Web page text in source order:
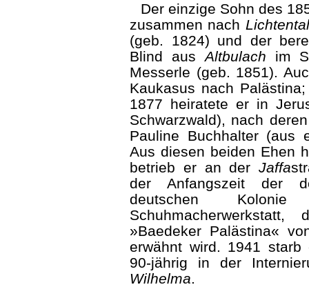
Der einzige Sohn des
zusammen nach Lichtental
(geb. 1824) und der
Blind ausAltbulach im
Messerle (geb. 1851).
Kaukasus nach
1877 heiratete er in
Schwarzwald), nach
Pauline Buchhalter (aus
Aus diesen beiden Ehen
betrieb er an derJaffa
der Anfangszeit der
deutschen
Schuhmacher­werkstatt,
»Baedeker Palästina«
erwähnt wird. 1941 starb
90-jährig in der
Wilhelma.